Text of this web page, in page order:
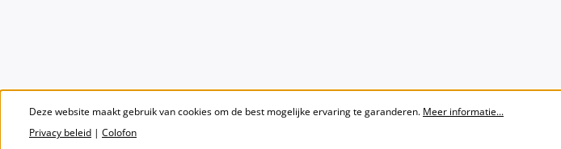
Deze website maakt gebruik van cookies om de best mogelijke ervaring te garanderen. Meer informatie...
Privacy beleid | Colofon